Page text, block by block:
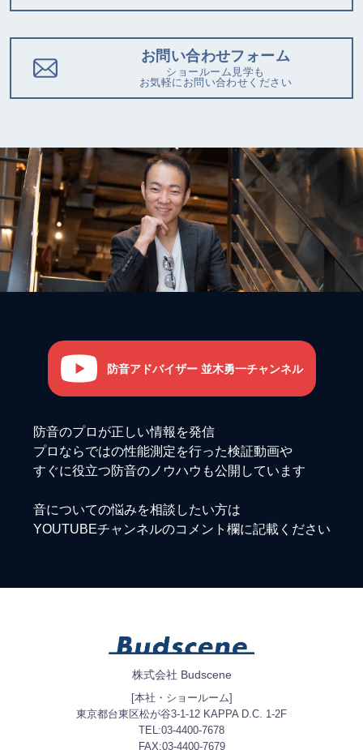
お問い合わせフォーム
ショールーム見学も
お気軽にお問い合わせください
防音アドバイザー 並木勇一チャンネル
防音のプロが正しい情報を発信
プロならではの性能測定を行った検証動画や
すぐに役立つ防音のノウハウも公開しています
音についての悩みを相談したい方は
YOUTUBEチャンネルのコメント欄に記載ください
株式会社 Budscene
[本社・ショールーム]
東京都台東区松が谷3-1-12 KAPPA D.C. 1-2F
TEL:03-4400-7678
FAX:03-4400-7679